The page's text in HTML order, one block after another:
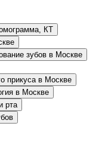
КТ
зубов в Москве
прикуса в Москве
в Москве
рта